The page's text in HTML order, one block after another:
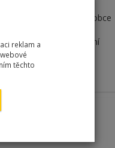
úpravy doporučuje výrobce
čistidlem, následně
se používat abrazivní
organických
světlý
reklam a
těchto